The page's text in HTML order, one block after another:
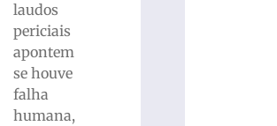
laudos
periciais
apontem
se houve
falha
humana,